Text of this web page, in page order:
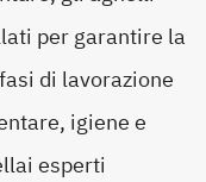
per garantire la
di lavorazione
igiene e
esperti